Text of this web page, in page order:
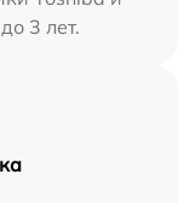
3 лет.